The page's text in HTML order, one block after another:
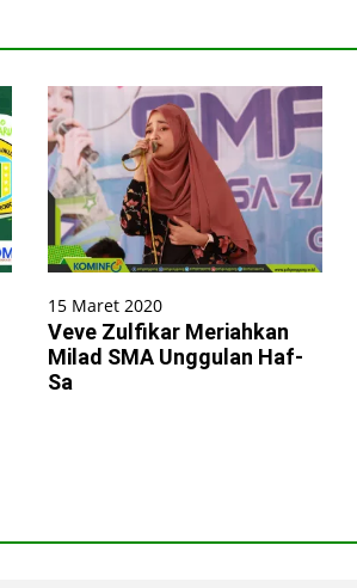
15 Maret 2020
Veve Zulfikar Meriahkan
Milad SMA Unggulan Haf-
Sa